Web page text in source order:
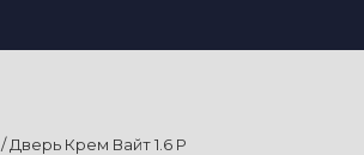
/ Дверь Крем Вайт 1.6 P